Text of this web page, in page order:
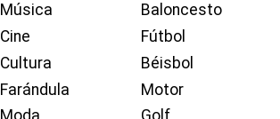
Música
Cine
Cultura
Farándula
Baloncesto
Fútbol
Béisbol
Motor